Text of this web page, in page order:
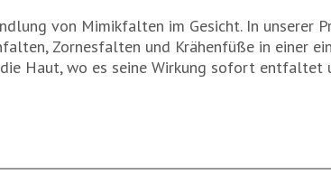
von Mimikfalten im Gesicht. In unserer
Zornesfalten und Krähenfüße in einer
Haut, wo es seine Wirkung sofort